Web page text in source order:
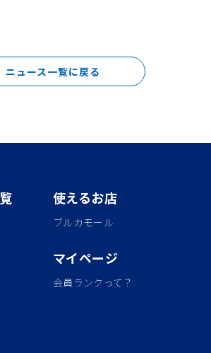
ニュース一覧に戻る
使えるお店
ブルカモール
マイページ
会員ランクって？